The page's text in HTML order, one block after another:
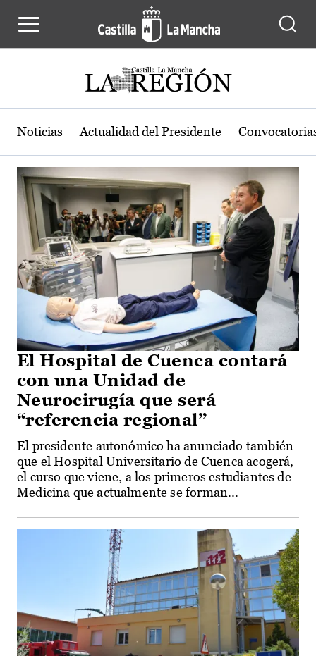
Actualidad de la región de Castilla-
Noticias Actualidad del Presidente
El Hospital de Cuenca contará
con una Unidad de
Neurocirugía que será
“referencia regional”
El presidente autonómico ha anunciado también
que el Hospital Universitario de Cuenca acogerá,
el curso que viene, a los primeros estudiantes de
Medicina que actualmente se forman...